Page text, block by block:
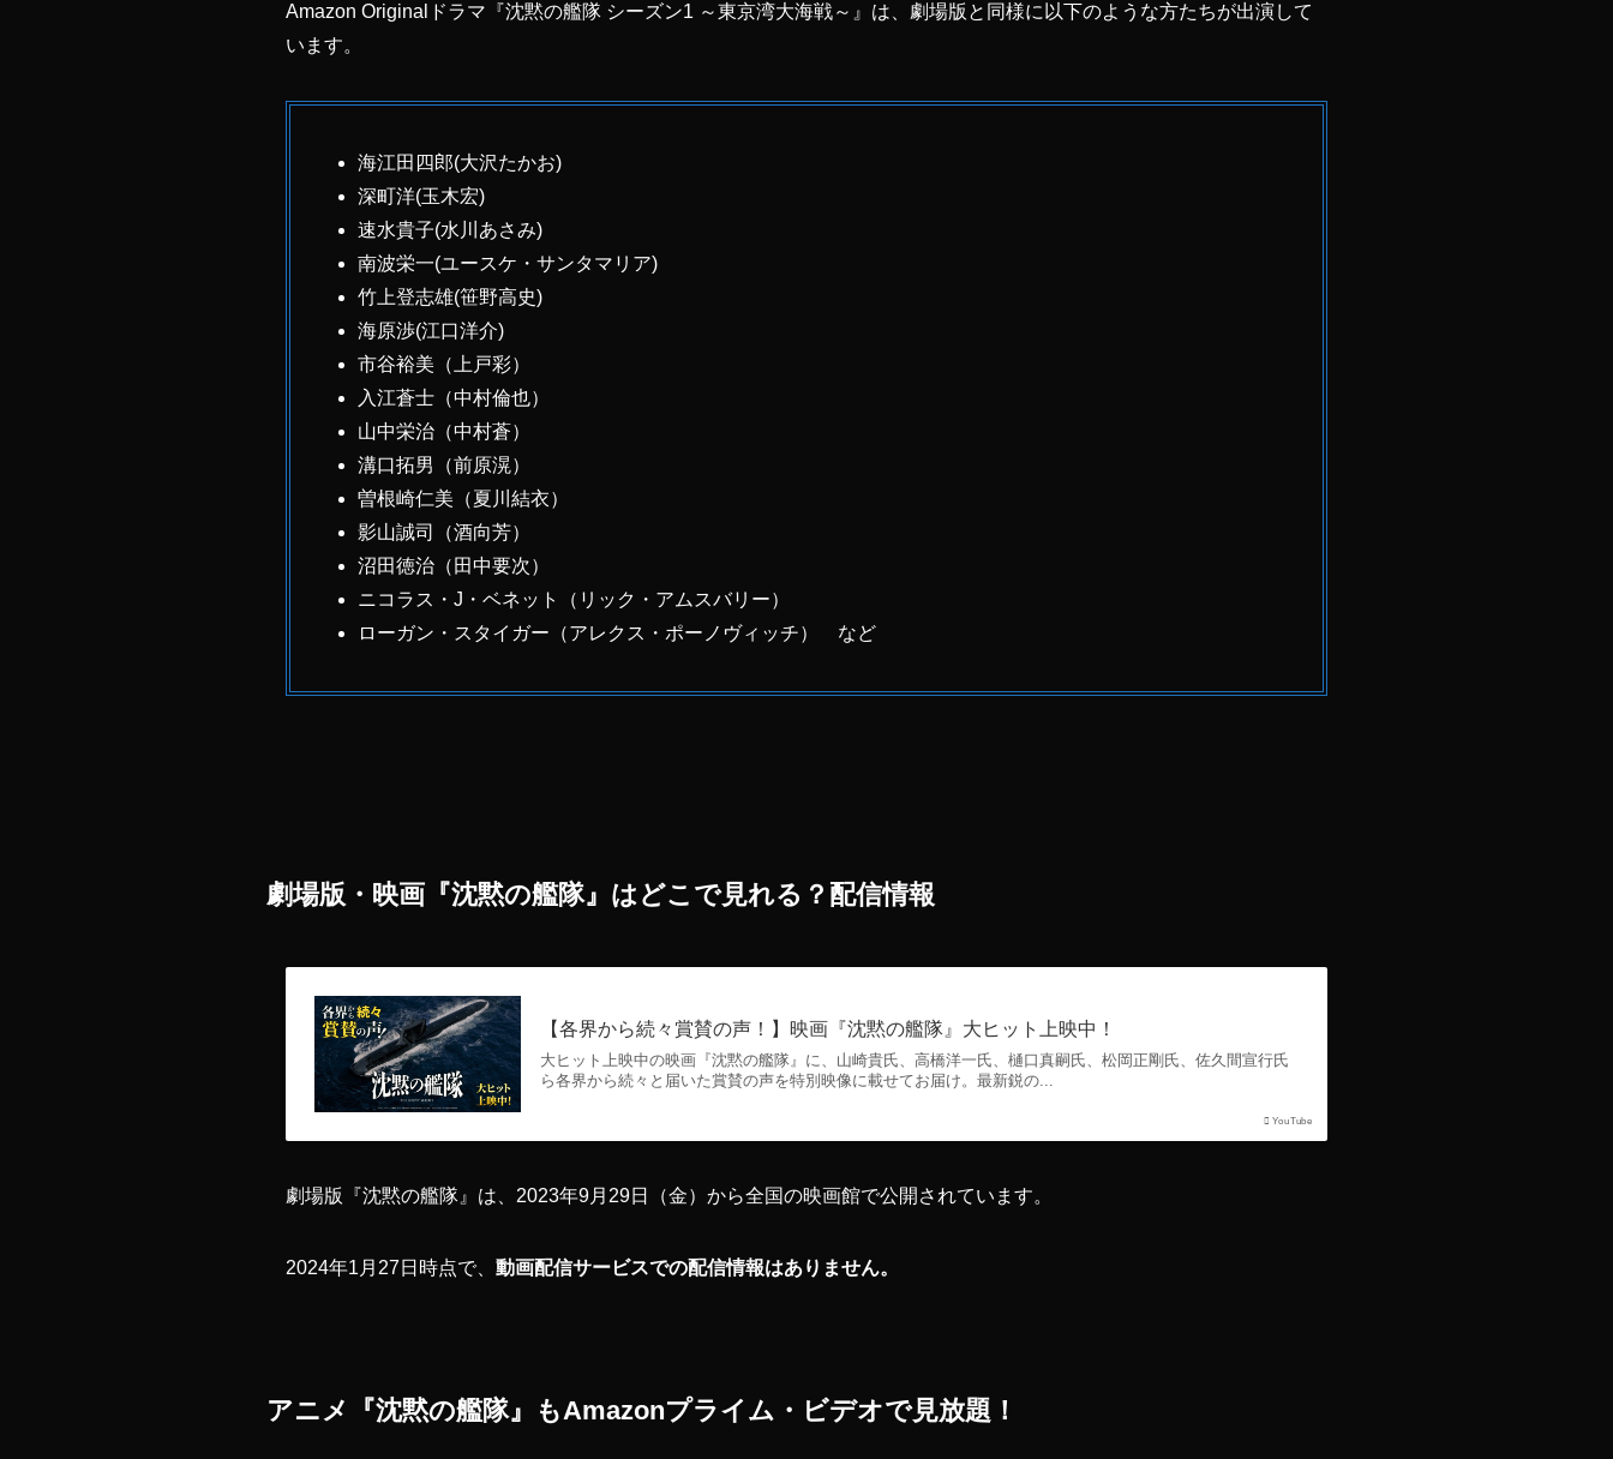
Amazon Originalドラマ『沈黙の艦隊 シーズン1 ～東京湾大海戦～』は、劇場版と同様に以下のような方たちが出演して
います。
海江田四郎(大沢たかお)
深町洋(玉木宏)
速水貴子(水川あさみ)
南波栄一(ユースケ・サンタマリア)
竹上登志雄(笹野高史)
海原渉(江口洋介)
市谷裕美（上戸彩）
入江蒼士（中村倫也）
山中栄治（中村蒼）
溝口拓男（前原滉）
曽根崎仁美（夏川結衣）
影山誠司（酒向芳）
沼田徳治（田中要次）
ニコラス・J・ベネット（リック・アムスバリー）
ローガン・スタイガー（アレクス・ポーノヴィッチ） など
劇場版・映画『沈黙の艦隊』はどこで見れる？配信情報
YouTube
【各界から続々賞賛の声！】映画『沈黙の艦隊』大ヒット上映中！
大ヒット上映中の映画『沈黙の艦隊』に、山崎貴氏、高橋洋一氏、樋口真嗣氏、松岡正剛氏、佐久間宣行氏
ら各界から続々と届いた賞賛の声を特別映像に載せてお届け。最新鋭の...
劇場版『沈黙の艦隊』は、2023年9月29日（金）から全国の映画館で公開されています。
2024年1月27日時点で、 動画配信サービスでの配信情報はありません。
アニメ『沈黙の艦隊』もAmazonプライム・ビデオで見放題！